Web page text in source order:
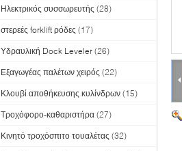
Ηλεκτρικός συσσωρευτής (28)
στερεές forklift ρόδες (17)
Υδραυλική Dock Leveler (26)
Εξαγωγέας παλέτων χειρός (22)
Κλουβί αποθήκευσης κυλίνδρων (15)
Τροχόφορο-καθαριστήρα (27)
Κινητό τροχόσπιτο τουαλέτας (32)